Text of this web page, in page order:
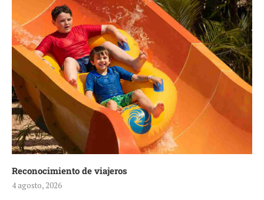
Reconocimiento de viajeros
4 agosto, 2026